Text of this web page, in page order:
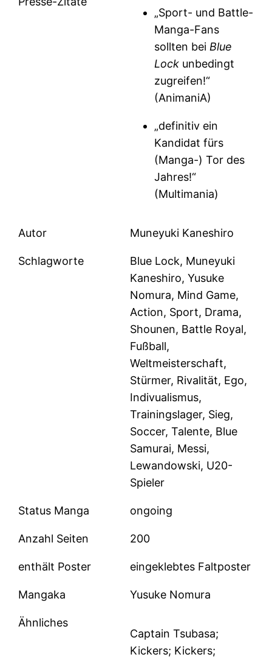
„Sport- und Battle-
Manga-Fans
sollten bei Blue
Lock unbedingt
zugreifen!“
(AnimaniA)
„definitiv ein
Kandidat fürs
(Manga-) Tor des
Jahres!“
(Multimania)
Autor Muneyuki Kaneshiro
Schlagworte
Blue Lock, Muneyuki
Kaneshiro, Yusuke
Nomura, Mind Game,
Action, Sport, Drama,
Shounen, Battle Royal,
Fußball,
Weltmeisterschaft,
Stürmer, Rivalität, Ego,
Indivualismus,
Trainingslager, Sieg,
Soccer, Talente, Blue
Samurai, Messi,
Lewandowski, U20-
Spieler
Status Manga ongoing
Anzahl Seiten 200
enthält Poster eingeklebtes Faltposter
Mangaka Yusuke Nomura
Ähnliches
Captain Tsubasa;
Kickers; Kickers;